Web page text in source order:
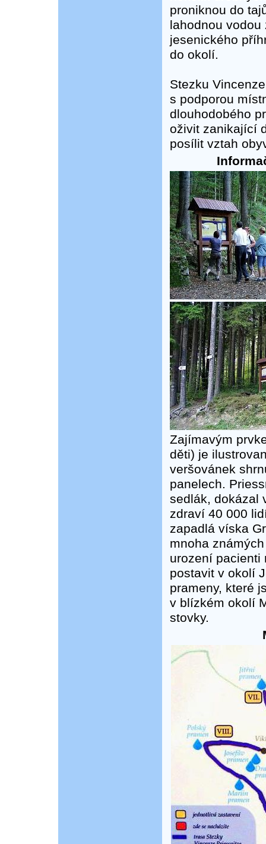
proniknou do
lahodnou
jesenického
do okolí.
Stezku
s podporou
dlouhodobého
oživit zanikající
posílit vztah
Zajímavým
děti) je
veršovánek
panelech.
sedlák, dokázal
zdraví 40 000
zapadlá víska
mnoha
urození pacienti
postavit v okolí
prameny, které
v blízkém okolí
stovky.